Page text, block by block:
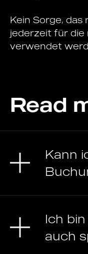
Kein Sorge,
jederzeit für die
verwendet
Read
Kann
Ich
auch